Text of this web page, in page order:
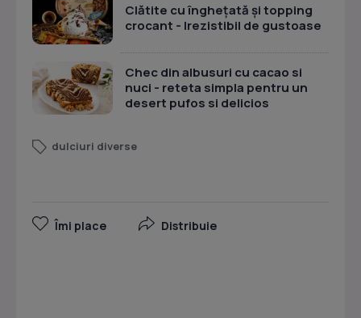
Clătite cu înghețată și topping
crocant - Irezistibil de gustoase
Chec din albusuri cu cacao si
nuci - reteta simpla pentru un
desert pufos si delicios
dulciuri diverse
Îmi place Distribuie